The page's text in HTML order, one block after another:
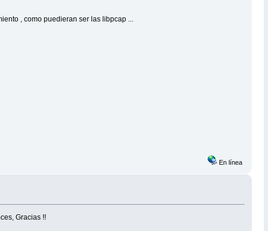
, como puedieran ser las libpcap ...
En línea
Gracias !!